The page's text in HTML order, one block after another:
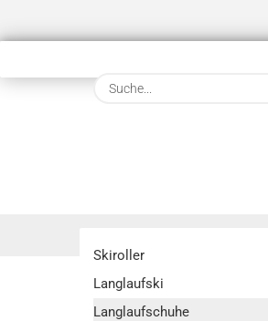
Skiroller
Langlaufski
Langlaufschuhe